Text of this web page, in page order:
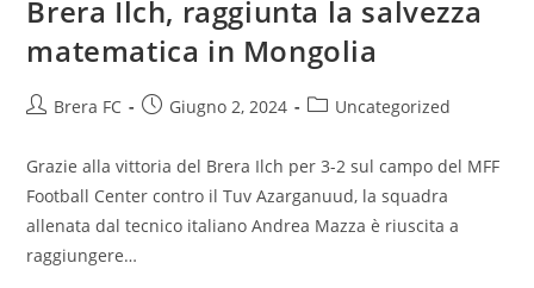
Brera Ilch, raggiunta la salvezza
matematica in Mongolia
Brera FC Giugno 2, 2024 Uncategorized
Grazie alla vittoria del Brera Ilch per 3-2 sul campo del MFF
Football Center contro il Tuv Azarganuud, la squadra
allenata dal tecnico italiano Andrea Mazza è riuscita a
raggiungere…